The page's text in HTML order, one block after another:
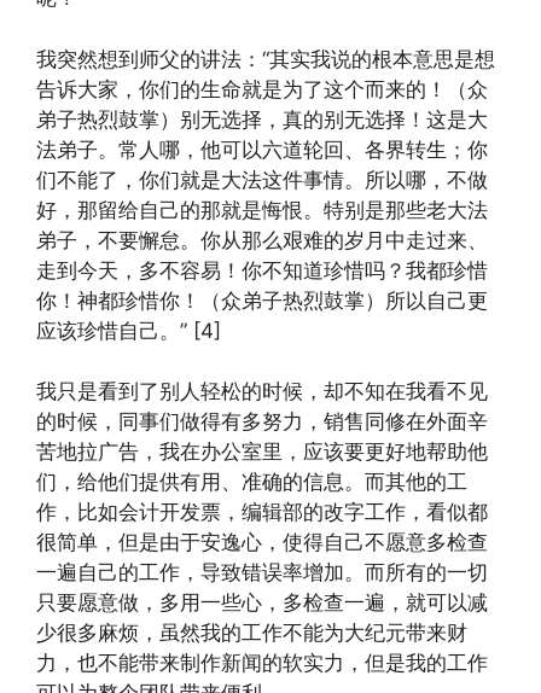
我突然想到师父的讲法：“其实我说的根本意思是想
告诉大家，你们的生命就是为了这个而来的！（众
弟子热烈鼓掌）别无选择，真的别无选择！这是大
法弟子。常人哪，他可以六道轮回、各界转生；你
们不能了，你们就是大法这件事情。所以哪，不做
好，那留给自己的那就是悔恨。特别是那些老大法
弟子，不要懈怠。你从那么艰难的岁月中走过来、
走到今天，多不容易！你不知道珍惜吗？我都珍惜
你！神都珍惜你！（众弟子热烈鼓掌）所以自己更
应该珍惜自己。” [4]
我只是看到了别人轻松的时候，却不知在我看不见
的时候，同事们做得有多努力，销售同修在外面辛
苦地拉广告，我在办公室里，应该要更好地帮助他
们，给他们提供有用、准确的信息。而其他的工
作，比如会计开发票，编辑部的改字工作，看似都
很简单，但是由于安逸心，使得自己不愿意多检查
一遍自己的工作，导致错误率增加。而所有的一切
只要愿意做，多用一些心，多检查一遍，就可以减
少很多麻烦，虽然我的工作不能为大纪元带来财
力，也不能带来制作新闻的软实力，但是我的工作